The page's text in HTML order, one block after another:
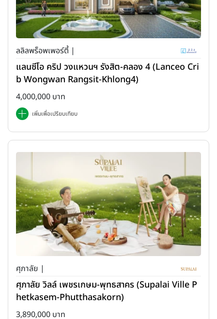
ลลิลพร็อพเพอร์ตี้ |
แลนซีโอ คริป วงแหวนฯ รังสิต-คลอง 4 (Lanceo Cri
b Wongwan Rangsit-Khlong4)
4,000,000 บาท
เพิ่มเพื่อเปรียบเทียบ
ศุภาลัย |
ศุภาลัย วิลล์ เพชรเกษม-พุทธสาคร (Supalai Ville P
hetkasem-Phutthasakorn)
3,890,000 บาท